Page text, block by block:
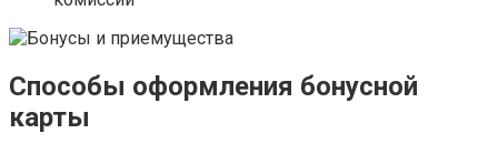
Способы оформления бонусной
карты